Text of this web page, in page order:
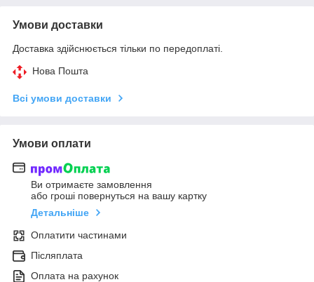
Умови доставки
Доставка здійснюється тільки по передоплаті.
Нова Пошта
Всі умови доставки
Умови оплати
Ви отримаєте замовлення
або гроші повернуться на вашу картку
Детальніше
Оплатити частинами
Післяплата
Оплата на рахунок